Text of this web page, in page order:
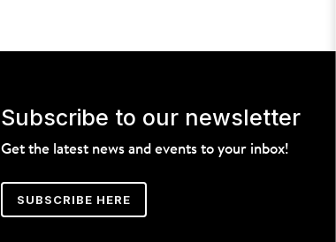
Subscribe to our newsletter
Get the latest news and events to your inbox!
SUBSCRIBE HERE